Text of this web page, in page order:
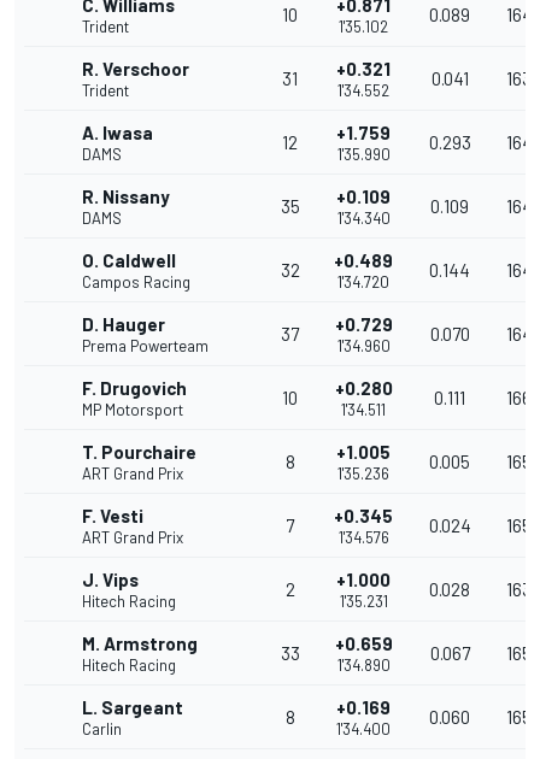
C. Williams
Trident
10 +0.871
1'35.102
0.089
R. Verschoor
Trident
31 +0.321
1'34.552
0.041
A. Iwasa
DAMS
12 +1.759
1'35.990
0.293
R. Nissany
DAMS
35 +0.109
1'34.340
0.109
O. Caldwell
Campos Racing
32 +0.489
1'34.720
0.144
D. Hauger
Prema Powerteam
37 +0.729
1'34.960
0.070
F. Drugovich
MP Motorsport
10 +0.280
1'34.511
0.111
T. Pourchaire
ART Grand Prix
8 +1.005
1'35.236
0.005
F. Vesti
ART Grand Prix
7 +0.345
1'34.576
0.024
J. Vips
Hitech Racing
2 +1.000
1'35.231
0.028
M. Armstrong
Hitech Racing
33 +0.659
1'34.890
0.067
L. Sargeant
Carlin
8 +0.169
1'34.400
0.060